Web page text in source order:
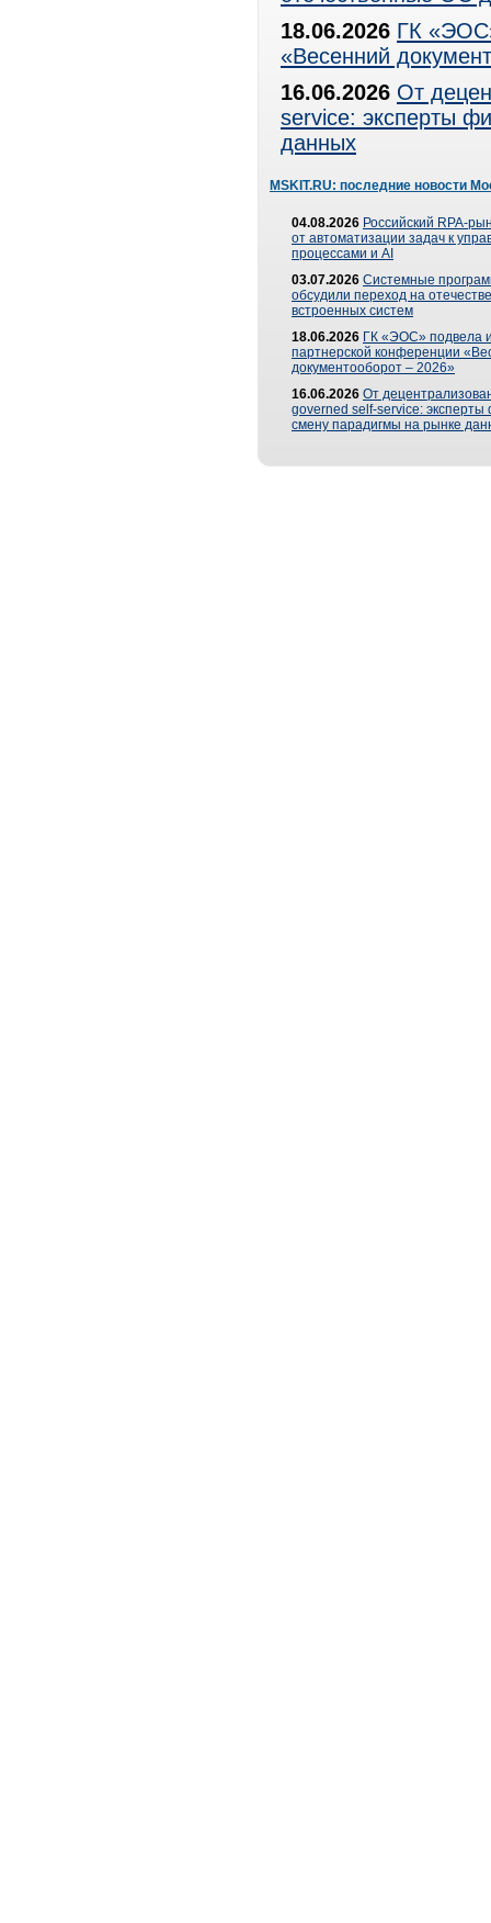
18.06.2026 ГК
«Весенний
16.06.2026 От
service: эксперты
данных
MSKIT.RU: последние новости
04.08.2026 Российский RPA-
от автоматизации задач к
процессами и AI
03.07.2026 Системные
обсудили переход на
встроенных систем
18.06.2026 ГК «ЭОС» подвела
партнерской конференции
документооборот – 2026»
16.06.2026 От
governed self-service: эксперты
смену парадигмы на рынке